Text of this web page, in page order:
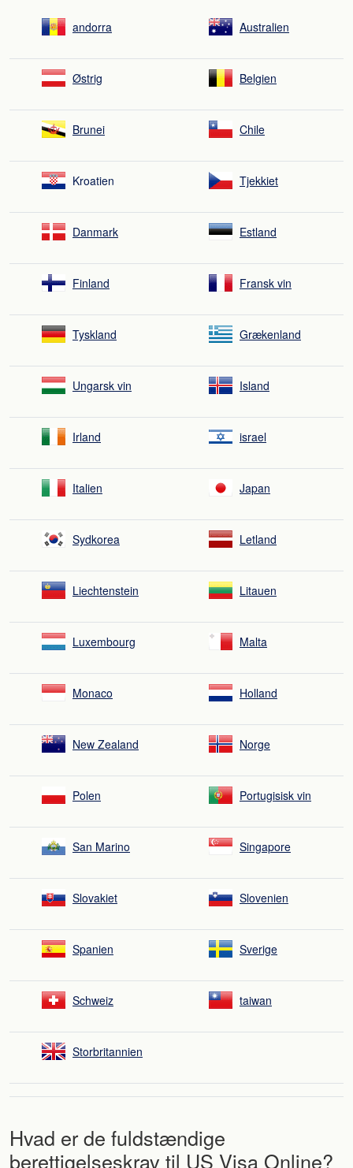
andorra Australien
Østrig Belgien
Brunei Chile
Kroatien Tjekkiet
Danmark Estland
Finland Fransk vin
Tyskland Grækenland
Ungarsk vin Island
Irland israel
Italien Japan
Sydkorea Letland
Liechtenstein Litauen
Luxembourg Malta
Monaco Holland
New Zealand Norge
Polen Portugisisk vin
San Marino Singapore
Slovakiet Slovenien
Spanien Sverige
Schweiz taiwan
Storbritannien
Hvad er de fuldstændige
berettigelseskrav til US Visa Online?